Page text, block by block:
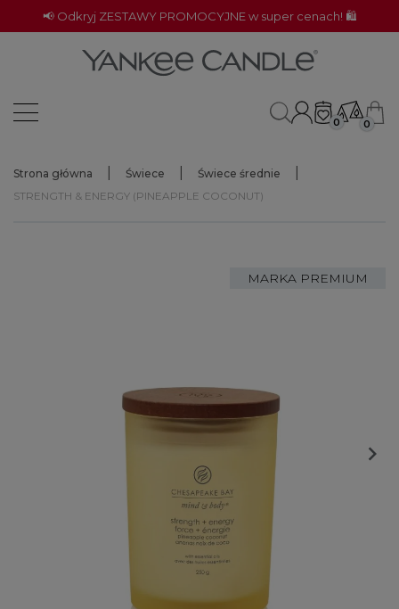
📢 Odkryj ZESTAWY PROMOCYJNE w super cenach! 🛍️
0 0
Strona główna Świece
Świece średnie
STRENGTH & ENERGY (PINEAPPLE COCONUT)
MARKA PREMIUM
